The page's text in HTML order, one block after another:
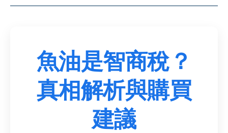
魚油是智商稅？
真相解析與購買
建議